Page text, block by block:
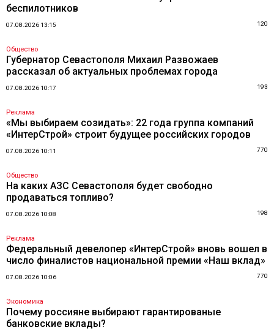
беспилотников
07.08.2026 13:15 120
Общество
Губернатор Севастополя Михаил Развожаев
рассказал об актуальных проблемах города
07.08.2026 10:17 193
Реклама
«Мы выбираем созидать»: 22 года группа компаний
«ИнтерСтрой» строит будущее российских городов
07.08.2026 10:11 770
Общество
На каких АЗС Севастополя будет свободно
продаваться топливо?
07.08.2026 10:08 198
Реклама
Федеральный девелопер «ИнтерСтрой» вновь вошел в
число финалистов национальной премии «Наш вклад»
07.08.2026 10:06 770
Экономика
Почему россияне выбирают гарантированые
банковские вклады?